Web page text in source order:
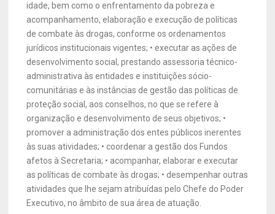
idade, bem como o enfrentamento da pobreza e
acompanhamento, elaboração e execução de políticas
de combate às drogas, conforme os ordenamentos
jurídicos institucionais vigentes; • executar as ações de
desenvolvimento social, prestando assessoria técnico-
administrativa às entidades e instituições sócio-
comunitárias e às instâncias de gestão das políticas de
proteção social, aos conselhos, no que se refere à
organização e desenvolvimento de seus objetivos; •
promover a administração dos entes públicos inerentes
às suas atividades; • coordenar a gestão dos Fundos
afetos à Secretaria; • acompanhar, elaborar e executar
as políticas de combate às drogas; • desempenhar outras
atividades que lhe sejam atribuídas pelo Chefe do Poder
Executivo, no âmbito de sua área de atuação.